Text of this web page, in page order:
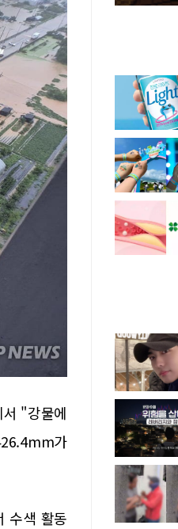
"강물에
가
수색 활동